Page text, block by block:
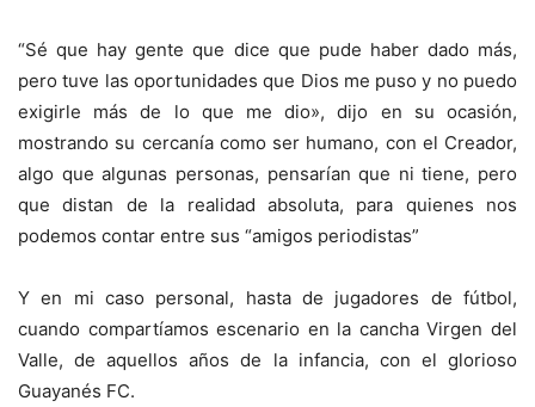
“Sé que hay gente que dice que pude haber dado más,
pero tuve las oportunidades que Dios me puso y no puedo
exigirle más de lo que me dio», dijo en su ocasión,
mostrando su cercanía como ser humano, con el Creador,
algo que algunas personas, pensarían que ni tiene, pero
que distan de la realidad absoluta, para quienes nos
podemos contar entre sus “amigos periodistas”
Y en mi caso personal, hasta de jugadores de fútbol,
cuando compartíamos escenario en la cancha Virgen del
Valle, de aquellos años de la infancia, con el glorioso
Guayanés FC.